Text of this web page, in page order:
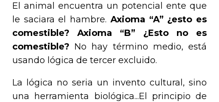
El animal encuentra un potencial ente que
le saciara el hambre. Axioma “A” ¿esto es
comestible? Axioma “B” ¿Esto no es
comestible? No hay término medio, está
usando lógica de tercer excluido.
La lógica no seria un invento cultural, sino
una herramienta biológica...El principio de